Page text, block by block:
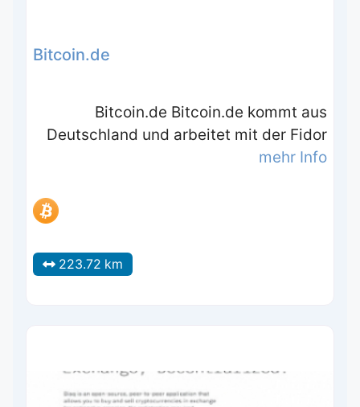
Bitcoin.de
Bitcoin.de Bitcoin.de kommt aus
Deutschland und arbeitet mit der Fidor
mehr Info
223.72 km